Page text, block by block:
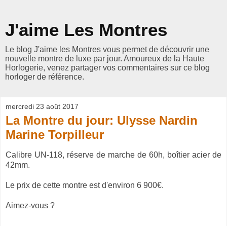
J'aime Les Montres
Le blog J'aime les Montres vous permet de découvrir une
nouvelle montre de luxe par jour. Amoureux de la Haute
Horlogerie, venez partager vos commentaires sur ce blog
horloger de référence.
mercredi 23 août 2017
La Montre du jour: Ulysse Nardin
Marine Torpilleur
Calibre UN-118, réserve de marche de 60h, boîtier acier de
42mm.
Le prix de cette montre est d'environ 6 900€.
Aimez-vous ?